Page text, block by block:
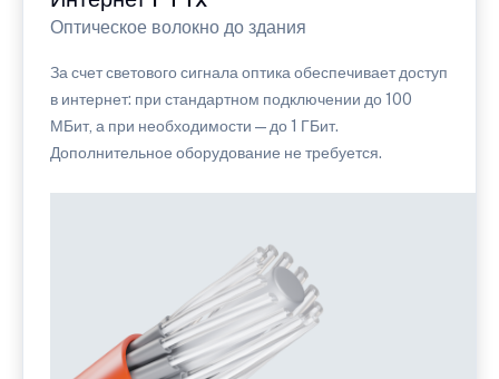
Оптическое волокно до здания
За счет светового сигнала оптика обеспечивает доступ
в интернет: при стандартном подключении до 100
МБит, а при необходимости — до 1 ГБит.
Дополнительное оборудование не требуется.